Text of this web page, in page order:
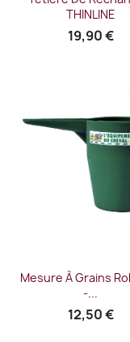
THINLINE
19,90 €
Mesure À Grains
-...
12,50 €